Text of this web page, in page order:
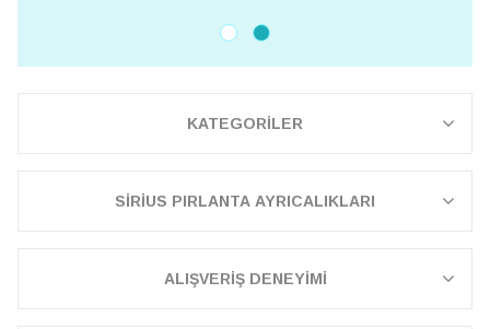
KATEGORİLER
SİRİUS PIRLANTA AYRICALIKLARI
ALIŞVERİŞ DENEYİMİ